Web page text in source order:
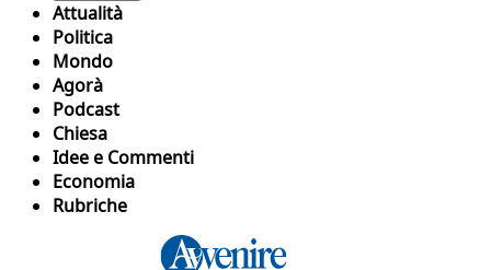
Attualità
Politica
Mondo
Agorà
Podcast
Chiesa
Idee e Commenti
Economia
Rubriche